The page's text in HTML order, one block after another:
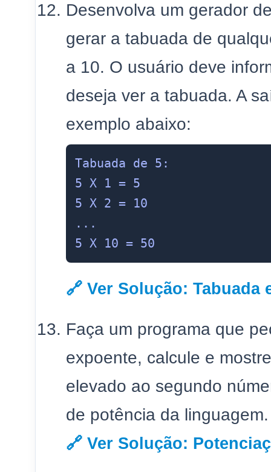
Desenvolva um gerador
gerar a tabuada de
a 10. O usuário deve
deseja ver a tabuada. A
exemplo abaixo:
Tabuada de 5:
5 X 1 = 5
5 X 2 = 10
...
🔗 Ver Solução: Tabuada
Faça um programa que
expoente, calcule e
elevado ao segundo
de potência da linguagem.
🔗 Ver Solução: